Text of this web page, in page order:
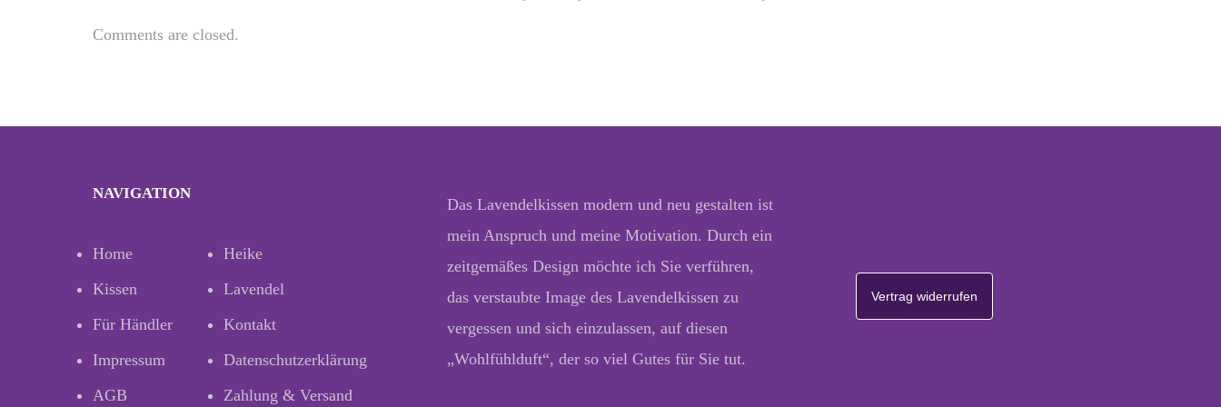
Comments are closed.
NAVIGATION
Home
Heike
Kissen
Lavendel
Für Händler
Kontakt
Impressum
Datenschutzerklärung
AGB
Zahlung & Versand
Das Lavendelkissen modern und neu gestalten ist
mein Anspruch und meine Motivation. Durch ein
zeitgemäßes Design möchte ich Sie verführen,
das verstaubte Image des Lavendelkissen zu
vergessen und sich einzulassen, auf diesen
„Wohlfühlduft“, der so viel Gutes für Sie tut.
Vertrag widerrufen